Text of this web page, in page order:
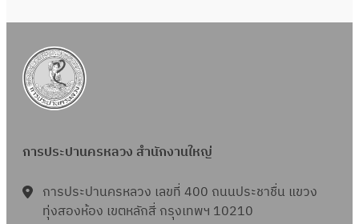
การประปานครหลวง สำนักงานใหญ่
การประปานครหลวง เลขที่ 400 ถนนประชาชื่น แขวง
ทุ่งสองห้อง เขตหลักสี่ กรุงเทพฯ 10210